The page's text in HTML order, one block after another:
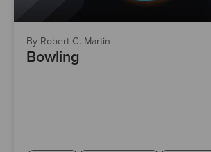
By Robert C. Martin
Bowling